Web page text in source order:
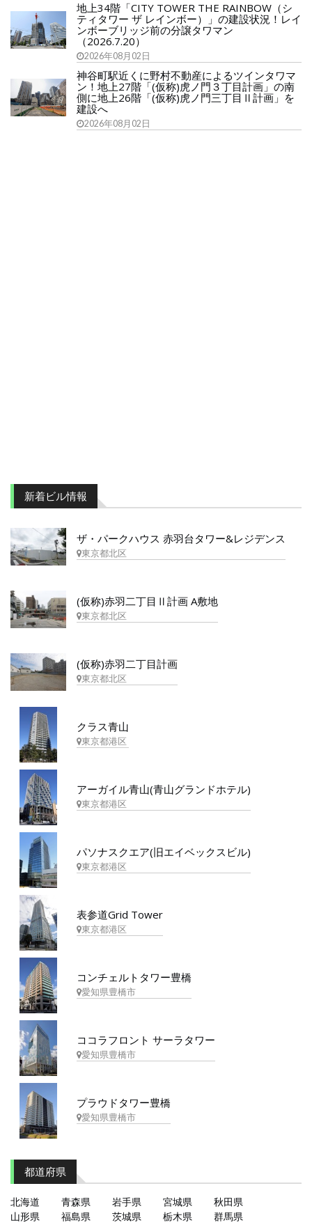
地上34階「CITY TOWER THE RAINBOW（シ
ティタワー ザ レインボー）」の建設状況！レイ
ンボーブリッジ前の分譲タワマン
（2026.7.20）
2026年08月02日
神谷町駅近くに野村不動産によるツインタワマ
ン！地上27階「(仮称)虎ノ門３丁目計画」の南
側に地上26階「(仮称)虎ノ門三丁目Ⅱ計画」を
建設へ
2026年08月02日
新着ビル情報
ザ・パークハウス 赤羽台タワー&レジデンス
東京都北区
(仮称)赤羽二丁目Ⅱ計画 A敷地
東京都北区
(仮称)赤羽二丁目計画
東京都北区
クラス青山
東京都港区
アーガイル青山(青山グランドホテル)
東京都港区
パソナスクエア(旧エイベックスビル)
東京都港区
表参道Grid Tower
東京都港区
コンチェルトタワー豊橋
愛知県豊橋市
ココラフロント サーラタワー
愛知県豊橋市
プラウドタワー豊橋
愛知県豊橋市
都道府県
北海道 青森県 岩手県 宮城県
秋田県
山形県
福島県 茨城県 栃木県 群馬県